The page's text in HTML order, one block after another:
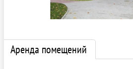
Аренда помещений